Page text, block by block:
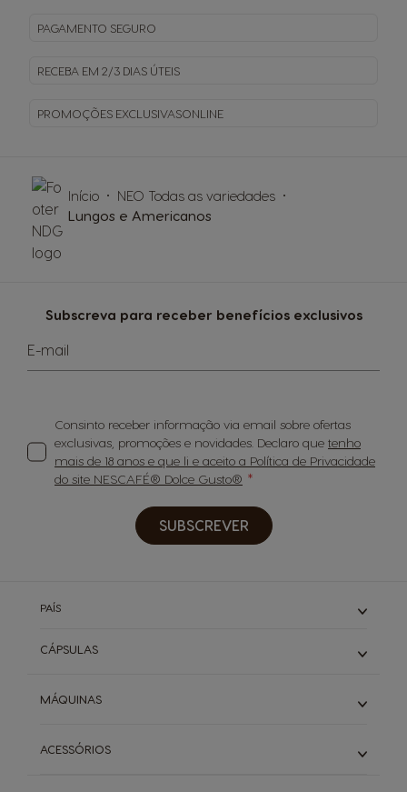
PAGAMENTO SEGURO
RECEBA EM 2/3 DIAS ÚTEIS
PROMOÇÕES EXCLUSIVASONLINE
Subscreva para receber benefícios exclusivos
E-mail
Consinto receber informação via email sobre ofertas
exclusivas, promoções e novidades. Declaro que tenho
mais de 18 anos e que li e aceito a Política de Privacidade
do site NESCAFÉ® Dolce Gusto®
SUBSCREVER
Início
NEO Todas as variedades
Lungos e Americanos
PAÍS
CÁPSULAS
Cafés Longos
Descafeinados
MÁQUINAS
Infinissima
ACESSÓRIOS